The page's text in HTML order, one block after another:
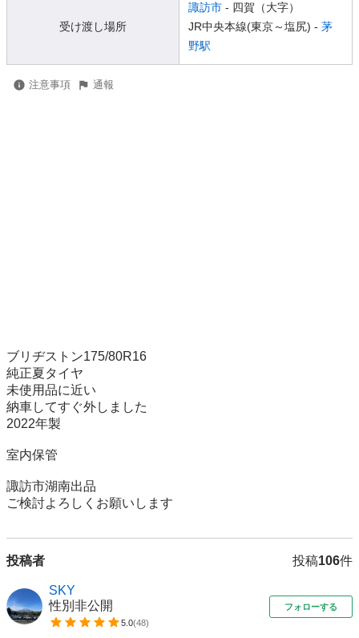
受け渡し場所
諏訪市 - 四賀（大字）
JR中央本線(東京～塩尻) - 茅
野駅
注意事項 通報
ブリヂストン175/80R16
純正夏タイヤ
未使用品に近い
納車してすぐ外しました
2022年製
室内保管
諏訪市湖南出品
ご検討よろしくお願いします
投稿者 投稿106件
SKY
性別非公開
5.0(48)
フォローする